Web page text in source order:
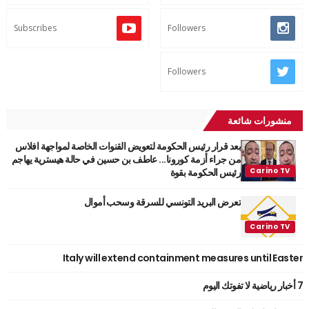
Followers
Subscribes
Followers
منشورات شائعة
بعد قرار رئيس الحكومة لتعويض القنوات الخاصة لمواجهة افلاس
من جراء أزمة كورونا... عاطف بن حسين في حالة هيسترية يهاجم
رئيس الحكومة بقوة
تعرض البريد التونسي للسرقة وسحب أموال
Italy will extend containment measures until Easter
7 أخبار رياضية لا تفوتك اليوم